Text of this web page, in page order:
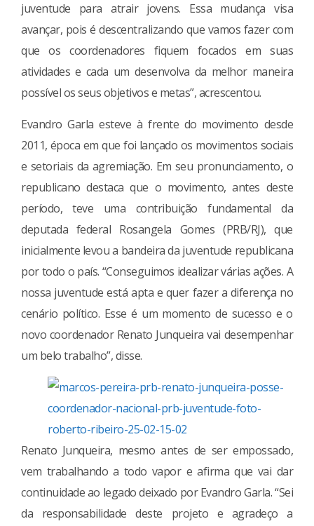
juventude para atrair jovens. Essa mudança visa
avançar, pois é descentralizando que vamos fazer com
que os coordenadores fiquem focados em suas
atividades e cada um desenvolva da melhor maneira
possível os seus objetivos e metas”, acrescentou.
Evandro Garla esteve à frente do movimento desde
2011, época em que foi lançado os movimentos sociais
e setoriais da agremiação. Em seu pronunciamento, o
republicano destaca que o movimento, antes deste
período, teve uma contribuição fundamental da
deputada federal Rosangela Gomes (PRB/RJ), que
inicialmente levou a bandeira da juventude republicana
por todo o país. “Conseguimos idealizar várias ações. A
nossa juventude está apta e quer fazer a diferença no
cenário político. Esse é um momento de sucesso e o
novo coordenador Renato Junqueira vai desempenhar
um belo trabalho”, disse.
Renato Junqueira, mesmo antes de ser empossado,
vem trabalhando a todo vapor e afirma que vai dar
continuidade ao legado deixado por Evandro Garla. “Sei
da responsabilidade deste projeto e agradeço a